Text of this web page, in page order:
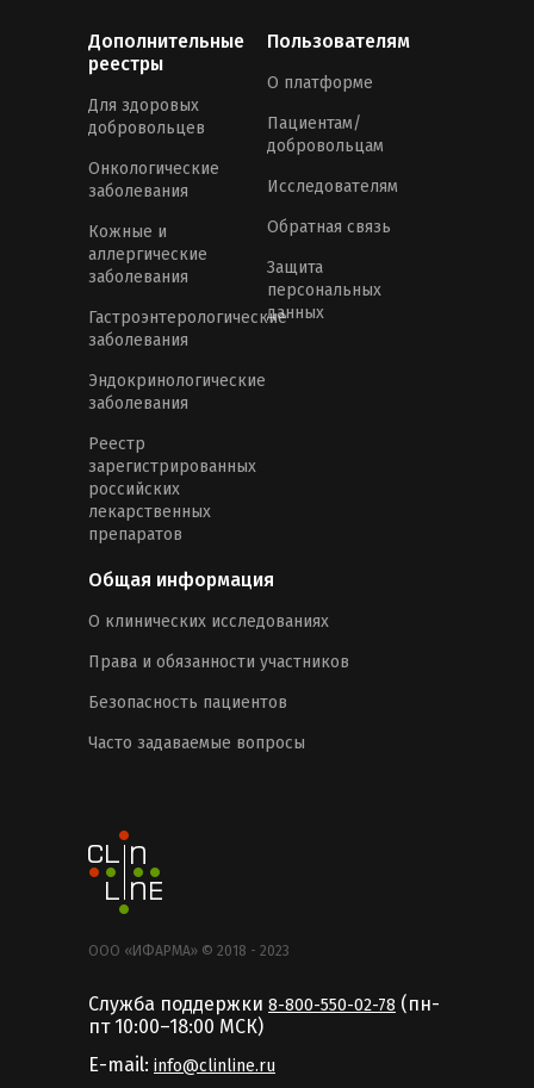
Дополнительные
реестры
Для здоровых
добровольцев
Онкологические
заболевания
Кожные и
аллергические
заболевания
Гастроэнтерологические
заболевания
Эндокринологические
заболевания
Реестр
зарегистрированных
российских
лекарственных
препаратов
Пользователям
О платформе
Пациентам/
добровольцам
Исследователям
Обратная связь
Защита
персональных
данных
Общая информация
О клинических исследованиях
Права и обязанности участников
Безопасность пациентов
Часто задаваемые вопросы
ООО «ИФАРМА» © 2018 - 2023
Служба поддержки 8-800-550-02-78 (пн-
пт 10:00–18:00 MCК)
E-mail: info@clinline.ru